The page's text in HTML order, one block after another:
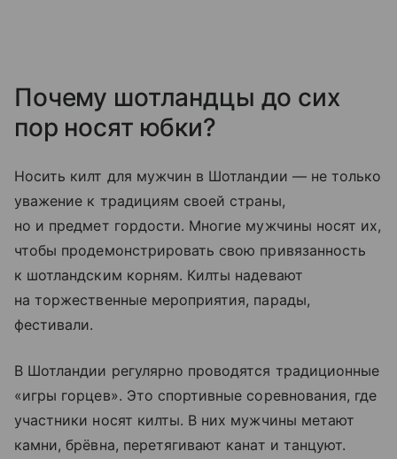
Почему шотландцы до сих
пор носят юбки?
Носить килт для мужчин в Шотландии — не только
уважение к традициям своей страны,
но и предмет гордости. Многие мужчины носят их,
чтобы продемонстрировать свою привязанность
к шотландским корням. Килты надевают
на торжественные мероприятия, парады,
фестивали.
В Шотландии регулярно проводятся традиционные
«игры горцев». Это спортивные соревнования, где
участники носят килты. В них мужчины метают
камни, брёвна, перетягивают канат и танцуют.